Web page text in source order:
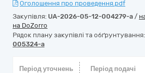
Оголошення про проведення.pdf
Закупівля: UA-2026-05-12-004279-a /
на DoZorro
Рядок плану закупівлі та обґрунтування:
005324-a
Період уточнень
Період подачі